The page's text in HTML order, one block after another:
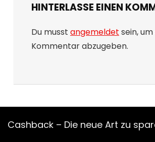
HINTERLASSE EINEN
Du musst angemeldet sein,
Kommentar abzugeben.
Cashback – Die neue Art zu